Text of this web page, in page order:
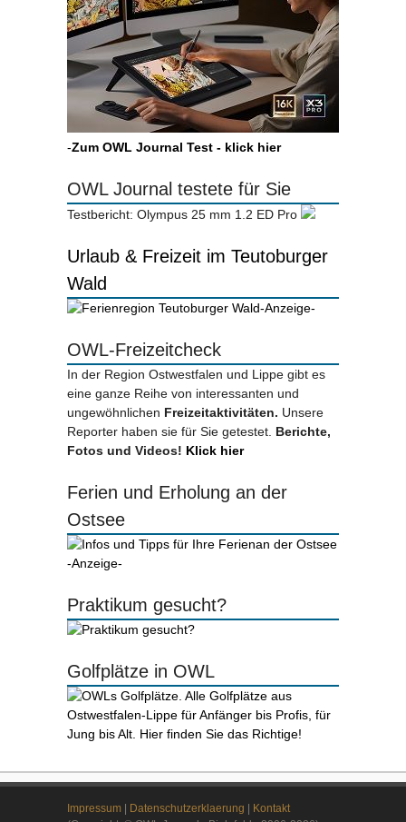
-Zum OWL Journal Test - klick hier
OWL Journal testete für Sie
Testbericht: Olympus 25 mm 1.2 ED Pro
Urlaub & Freizeit im Teutoburger
Wald
-Anzeige-
OWL-Freizeitcheck
In der Region Ostwestfalen und Lippe gibt es
eine ganze Reihe von interessanten und
ungewöhnlichen Freizeitaktivitäten. Unsere
Reporter haben sie für Sie getestet. Berichte,
Fotos und Videos! Klick hier
Ferien und Erholung an der
Ostsee
-Anzeige-
Praktikum gesucht?
Golfplätze in OWL
Impressum Datenschutzerklaerung
Kontakt